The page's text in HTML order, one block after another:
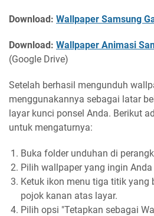
Download: Wallpaper Samsung
Download: Wallpaper Animasi
(Google Drive)
Setelah berhasil mengunduh
menggunakannya sebagai latar
layar kunci ponsel Anda. Berikut
untuk mengaturnya:
Buka folder unduhan di
Pilih wallpaper yang ingin
Ketuk ikon menu tiga titik yang
pojok kanan atas layar.
Pilih opsi "Tetapkan sebagai